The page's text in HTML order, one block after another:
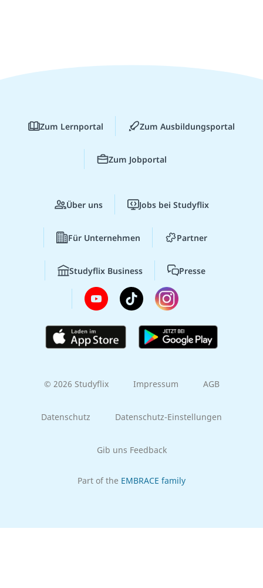
Zum Lernportal Zum Ausbildungsportal
Zum Jobportal
Über uns Jobs bei Studyflix
Für Unternehmen Partner
Studyflix Business Presse
© 2026 Studyflix Impressum AGB
Datenschutz Datenschutz-Einstellungen
Gib uns Feedback
Part of the EMBRACE family